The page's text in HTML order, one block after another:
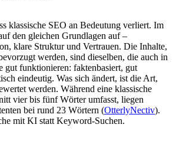
klassische SEO an Bedeutung verliert. Im
den gleichen Grundlagen auf –
klare Struktur und Vertrauen. Die Inhalte,
werden, sind dieselben, die auch in
gut funktionieren: faktenbasiert, gut
eindeutig. Was sich ändert, ist die Art,
werden. Während eine klassische
vier bis fünf Wörter umfasst, liegen
bei rund 23 Wörtern (OtterlyNectiv).
mit KI statt Keyword-Suchen.